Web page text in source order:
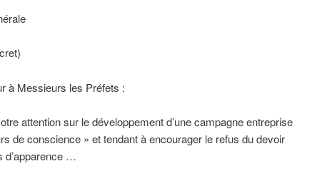
à Messieurs les Préfets :
attention sur le développement d’une campagne entreprise
de conscience » et tendant à encourager le refus du devoir
d’apparence …